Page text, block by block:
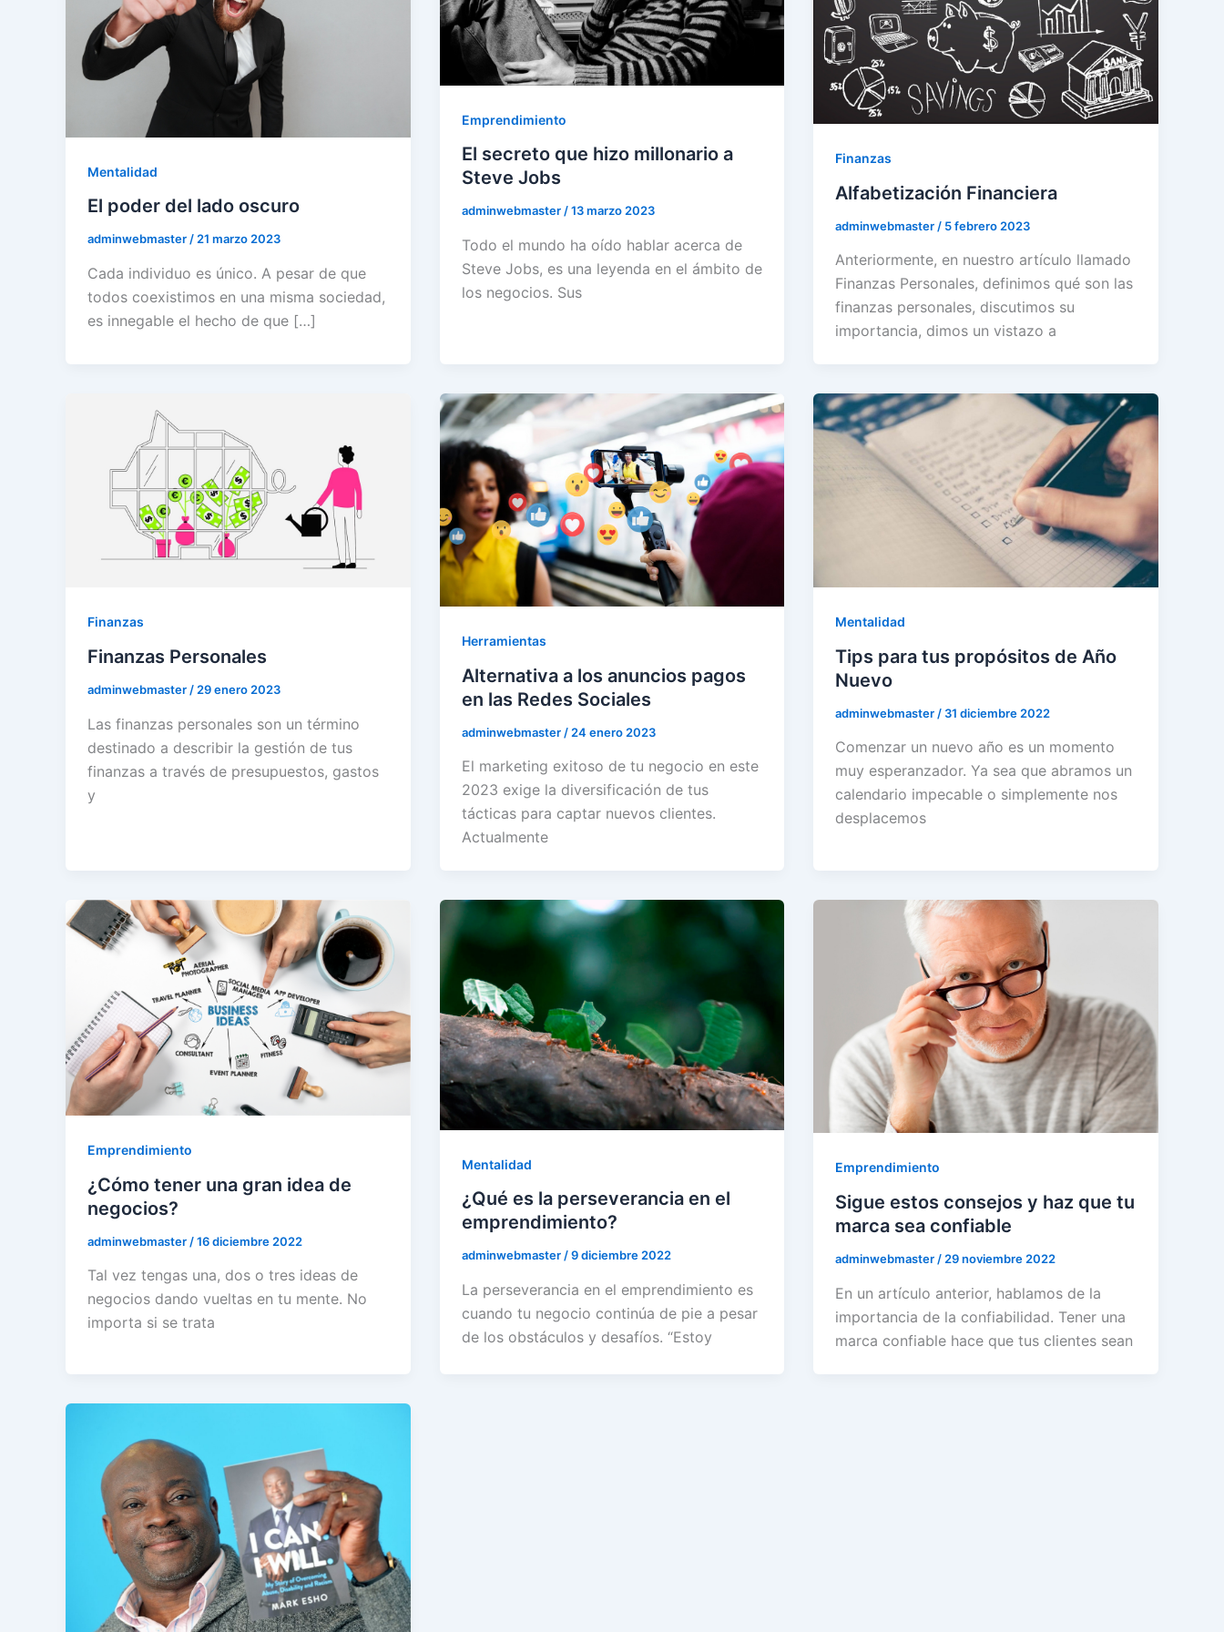
Mentalidad
El poder del lado oscuro
adminwebmaster/21 marzo 2023
Cada individuo es único. A pesar de que
todos coexistimos en una misma sociedad,
es innegable el hecho de que […]
Emprendimiento
El secreto que hizo millonario a
Steve Jobs
adminwebmaster/13 marzo 2023
Todo el mundo ha oído hablar acerca de
Steve Jobs, es una leyenda en el ámbito de
los negocios. Sus
Finanzas
Alfabetización Financiera
adminwebmaster / 5 febrero 2023
Anteriormente, en nuestro artículo llamado
Finanzas Personales, definimos qué son las
finanzas personales, discutimos su
importancia, dimos un vistazo a
Finanzas
Finanzas Personales
adminwebmaster / 29 enero 2023
Las finanzas personales son un término
destinado a describir la gestión de tus
finanzas a través de presupuestos, gastos
y
Herramientas
Alternativa a los anuncios pagos
en las Redes Sociales
adminwebmaster / 24 enero 2023
El marketing exitoso de tu negocio en este
2023 exige la diversificación de tus
tácticas para captar nuevos clientes.
Actualmente
Mentalidad
Tips para tus propósitos de Año
Nuevo
adminwebmaster / 31 diciembre 2022
Comenzar un nuevo año es un momento
muy esperanzador. Ya sea que abramos un
calendario impecable o simplemente nos
desplacemos
Emprendimiento
¿Cómo tener una gran idea de
negocios?
adminwebmaster /16 diciembre 2022
Tal vez tengas una, dos o tres ideas de
negocios dando vueltas en tu mente. No
importa si se trata
Mentalidad
¿Qué es la perseverancia en el
emprendimiento?
adminwebmaster/9 diciembre 2022
La perseverancia en el emprendimiento es
cuando tu negocio continúa de pie a pesar
de los obstáculos y desafíos. “Estoy
Emprendimiento
Sigue estos consejos y haz que tu
marca sea confiable
adminwebmaster / 29 noviembre 2022
En un artículo anterior, hablamos de la
importancia de la confiabilidad. Tener una
marca confiable hace que tus clientes sean